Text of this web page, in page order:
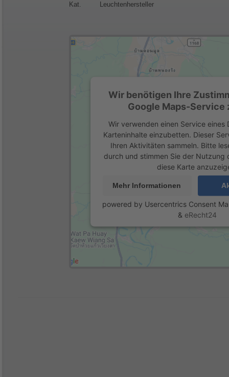
Kat.
Leuchtenhersteller
Wir benötigen Ihre
Google Maps-Service
Wir verwenden einen Service eines
Karteninhalte einzubetten. Dieser
Ihren Aktivitäten sammeln. Bitte
durch und stimmen Sie der Nutzung
diese Karte
Mehr Informationen
powered by Usercentrics Consent
& eRecht24